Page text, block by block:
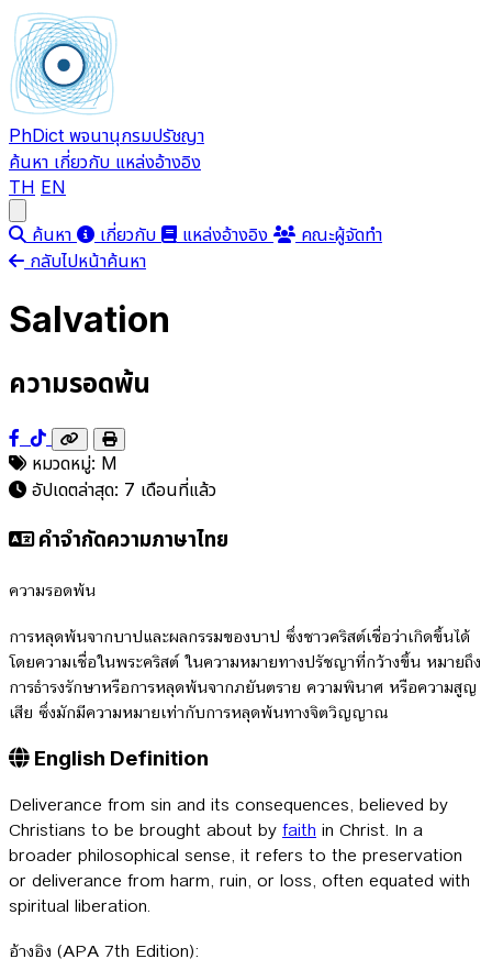
PhDict พจนานุกรมปรัชญา
ค้นหา เกี่ยวกับ แหล่งอ้างอิง
TH EN
ค้นหา เกี่ยวกับ แหล่งอ้างอิง
คณะผู้จัดทำ
กลับไปหน้าค้นหา
Salvation
ความรอดพ้น
หมวดหมู่: M
อัปเดตล่าสุด: 7 เดือนที่แล้ว
คำจำกัดความภาษาไทย
ความรอดพ้น
การหลุดพ้นจากบาปและผลกรรมของบาป ซึ่งชาวคริสต์เชื่อว่าเกิดขึ้นได้
โดยความเชื่อในพระคริสต์ ในความหมายทางปรัชญาที่กว้างขึ้น หมายถึง
การธำรงรักษาหรือการหลุดพ้นจากภยันตราย ความพินาศ หรือความสูญ
เสีย ซึ่งมักมีความหมายเท่ากับการหลุดพ้นทางจิตวิญญาณ
English Definition
Deliverance from sin and its consequences, believed by
Christians to be brought about by faith in Christ. In a
broader philosophical sense, it refers to the preservation
or deliverance from harm, ruin, or loss, often equated with
spiritual liberation.
อ้างอิง (APA 7th Edition):